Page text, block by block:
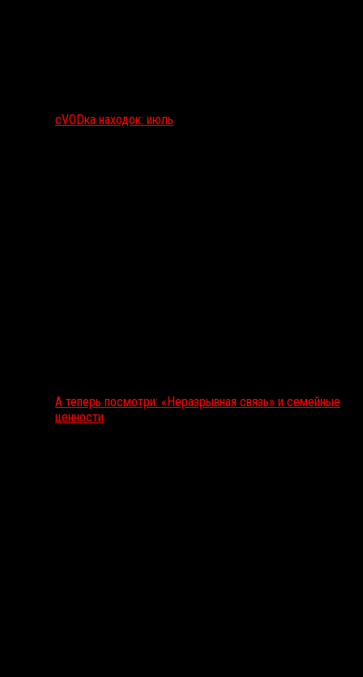
сVODка находок: июль
А теперь посмотри: «Неразрывная связь» и семейные
ценности